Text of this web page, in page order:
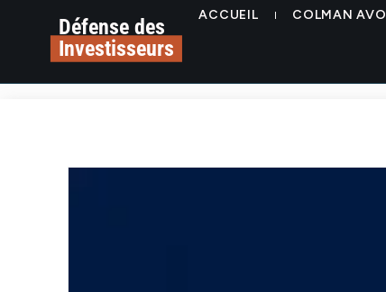
Défense des
Investisseurs
ACCUEIL COLMAN